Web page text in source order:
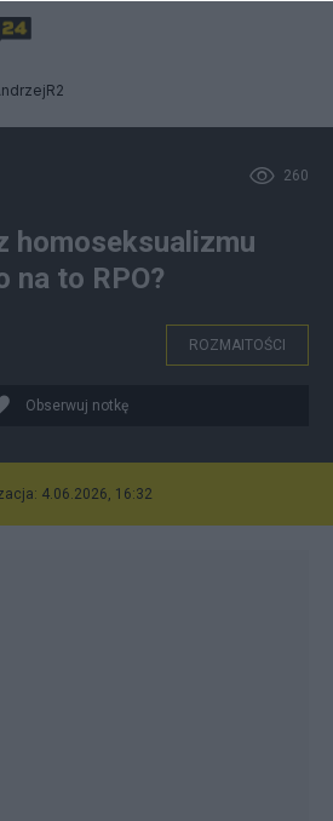
260
homoseksualizmu
na to RPO?
ROZMAITOŚCI
Obserwuj notkę
4.06.2026, 16:32